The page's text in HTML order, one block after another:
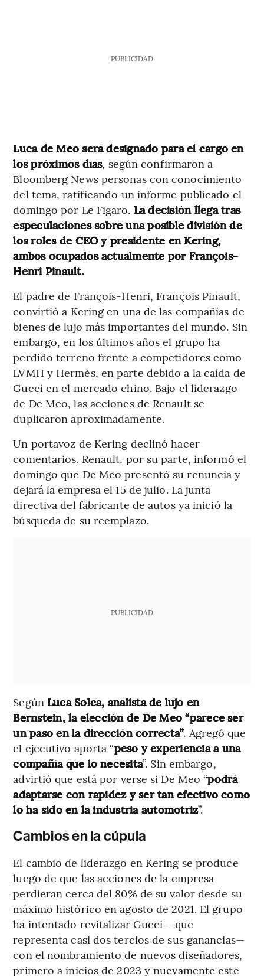
PUBLICIDAD
Luca de Meo será designado para el cargo en
los próximos días, según confirmaron a
Bloomberg News personas con conocimiento
del tema, ratificando un informe publicado el
domingo por Le Figaro. La decisión llega tras
especulaciones sobre una posible división de
los roles de CEO y presidente en Kering,
ambos ocupados actualmente por François-
Henri Pinault.
El padre de François-Henri, François Pinault,
convirtió a Kering en una de las compañías de
bienes de lujo más importantes del mundo. Sin
embargo, en los últimos años el grupo ha
perdido terreno frente a competidores como
LVMH y Hermès, en parte debido a la caída de
Gucci en el mercado chino. Bajo el liderazgo
de De Meo, las acciones de Renault se
duplicaron aproximadamente.
Un portavoz de Kering declinó hacer
comentarios. Renault, por su parte, informó el
domingo que De Meo presentó su renuncia y
dejará la empresa el 15 de julio. La junta
directiva del fabricante de autos ya inició la
búsqueda de su reemplazo.
PUBLICIDAD
Según Luca Solca, analista de lujo en
Bernstein, la elección de De Meo “parece ser
un paso en la dirección correcta”. Agregó que
el ejecutivo aporta “peso y experiencia a una
compañía que lo necesita”. Sin embargo,
advirtió que está por verse si De Meo “podrá
adaptarse con rapidez y ser tan efectivo como
lo ha sido en la industria automotriz”.
Cambios en la cúpula
El cambio de liderazgo en Kering se produce
luego de que las acciones de la empresa
perdieran cerca del 80% de su valor desde su
máximo histórico en agosto de 2021. El grupo
ha intentado revitalizar Gucci —que
representa casi dos tercios de sus ganancias—
con el nombramiento de nuevos diseñadores,
primero a inicios de 2023 y nuevamente este